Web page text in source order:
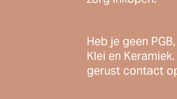
Heb je geen
Klei en
gerust contact